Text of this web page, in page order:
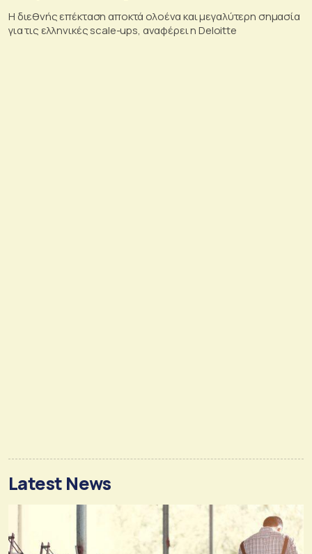
Η διεθνής επέκταση αποκτά ολοένα και μεγαλύτερη σημασία
για τις ελληνικές scale-ups, αναφέρει η Deloitte
Latest News